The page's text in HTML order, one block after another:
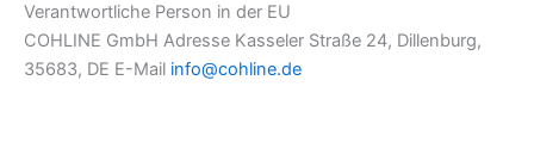
Verantwortliche Person in der EU
COHLINE GmbH Adresse Kasseler Straße 24, Dillenburg,
35683, DE E-Mail info@cohline.de